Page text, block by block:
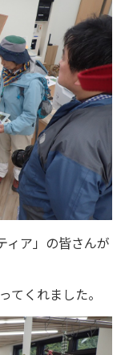
ィア」の皆さんが
てくれました。